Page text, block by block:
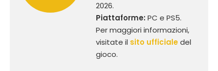
2026.
Piattaforme: PC e PS5.
Per maggiori informazioni,
visitate il sito ufficialedel
gioco.